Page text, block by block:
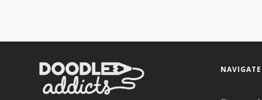
NAVIGATE